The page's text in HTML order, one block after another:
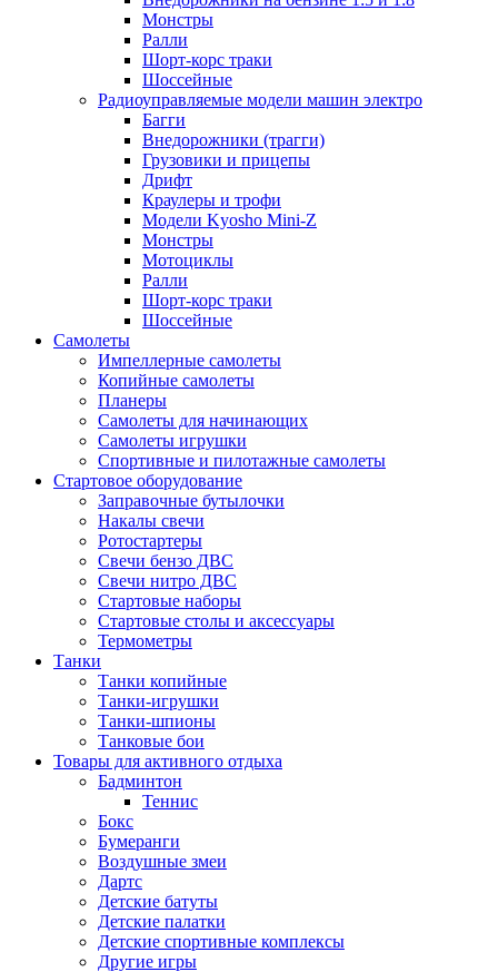
Монстры
Ралли
Шорт-корс траки
Шоссейные
Радиоуправляемые модели машин электро
Багги
Внедорожники (трагги)
Грузовики и прицепы
Дрифт
Краулеры и трофи
Модели Kyosho Mini-Z
Монстры
Мотоциклы
Ралли
Шорт-корс траки
Шоссейные
Самолеты
Импеллерные самолеты
Копийные самолеты
Планеры
Самолеты для начинающих
Самолеты игрушки
Спортивные и пилотажные самолеты
Стартовое оборудование
Заправочные бутылочки
Накалы свечи
Ротостартеры
Свечи бензо ДВС
Свечи нитро ДВС
Стартовые наборы
Стартовые столы и аксессуары
Термометры
Танки
Танки копийные
Танки-игрушки
Танки-шпионы
Танковые бои
Товары для активного отдыха
Бадминтон
Теннис
Бокс
Бумеранги
Воздушные змеи
Дартс
Детские батуты
Детские палатки
Детские спортивные комплексы
Другие игры